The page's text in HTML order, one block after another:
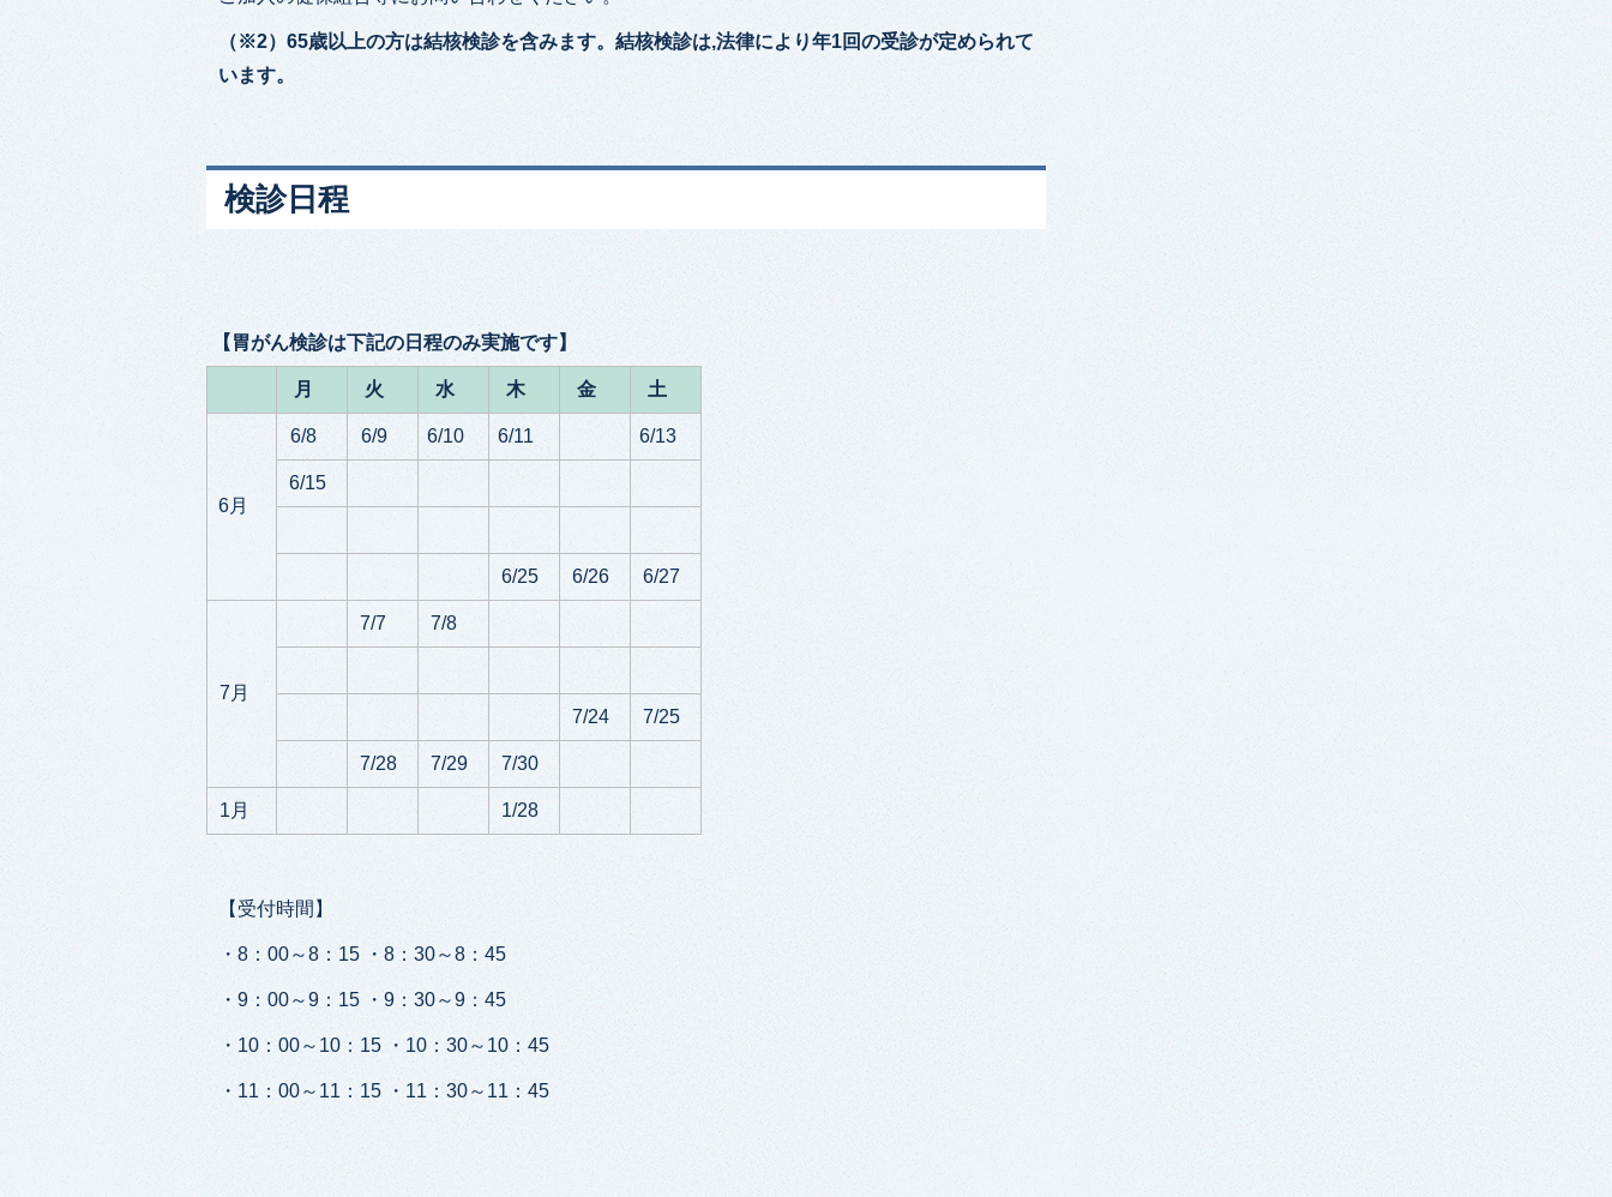
（※2）65歳以上の方は結核検診を含みます。結核検診は,法律により年1回の受診が定められて
います。
検診日程
【胃がん検診は下記の日程のみ実施です】
月 火 水 木 金 土
6月
6/8 6/9 6/10 6/11 6/13
6/15
6/25 6/26 6/27
7月
7/7 7/8
7/24 7/25
7/28 7/29 7/30
1月 1/28
【受付時間】
・8：00～8：15 ・8：30～8：45
・9：00～9：15 ・9：30～9：45
・10：00～10：15 ・10：30～10：45
・11：00～11：15 ・11：30～11：45